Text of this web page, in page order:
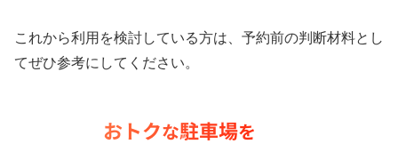
これから利用を検討している方は、予約前の判断材料とし
てぜひ参考にしてください。